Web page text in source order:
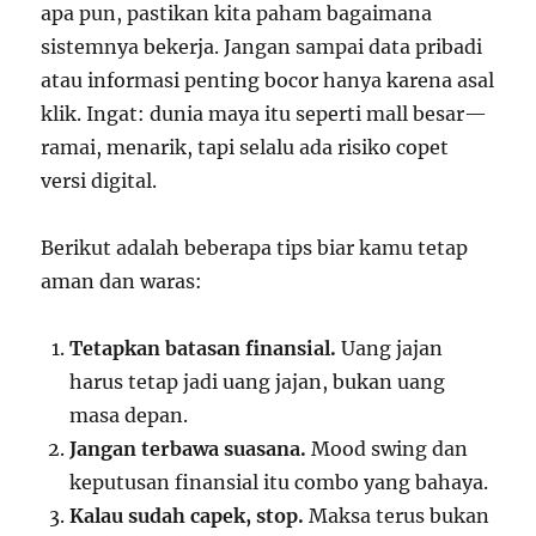
apa pun, pastikan kita paham bagaimana
sistemnya bekerja. Jangan sampai data pribadi
atau informasi penting bocor hanya karena asal
klik. Ingat: dunia maya itu seperti mall besar—
ramai, menarik, tapi selalu ada risiko copet
versi digital.
Berikut adalah beberapa tips biar kamu tetap
aman dan waras:
Tetapkan batasan finansial. Uang jajan
harus tetap jadi uang jajan, bukan uang
masa depan.
Jangan terbawa suasana. Mood swing dan
keputusan finansial itu combo yang bahaya.
Kalau sudah capek, stop. Maksa terus bukan